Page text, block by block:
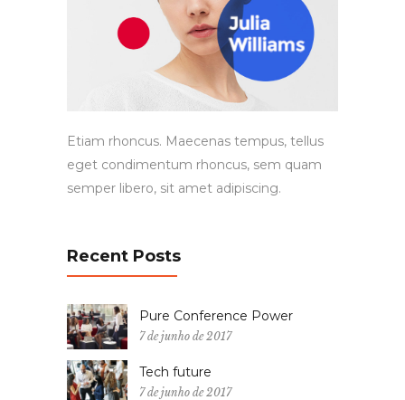
Etiam rhoncus. Maecenas tempus, tellus
eget condimentum rhoncus, sem quam
semper libero, sit amet adipiscing.
Recent Posts
Pure Conference Power
7 de junho de 2017
Tech future
7 de junho de 2017